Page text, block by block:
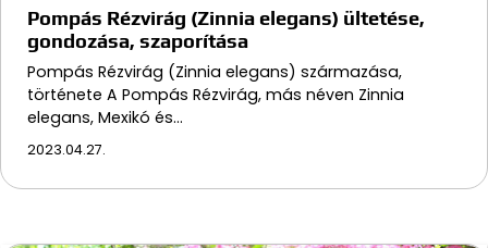
Pompás Rézvirág (Zinnia elegans) ültetése,
gondozása, szaporítása
Pompás Rézvirág (Zinnia elegans) származása,
története A Pompás Rézvirág, más néven Zinnia
elegans, Mexikó és…
2023.04.27.